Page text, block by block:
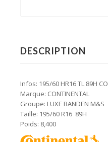
DESCRIPTION
Infos: 195/60 HR16 TL 89H
Marque: CONTINENTAL
Groupe: LUXE BANDEN M&S
Taille: 195/60 R16 89H
Poids: 8,400